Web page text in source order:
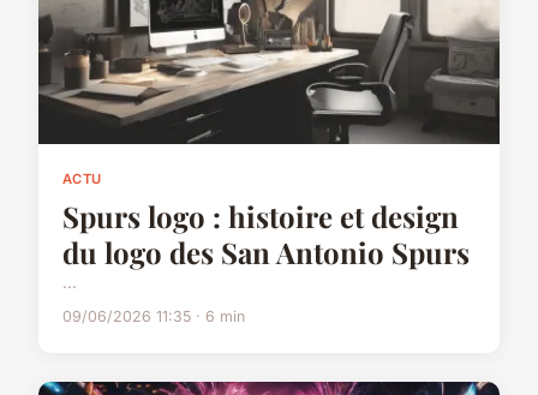
ACTU
Spurs logo : histoire et design
du logo des San Antonio Spurs
...
09/06/2026 11:35 · 6 min